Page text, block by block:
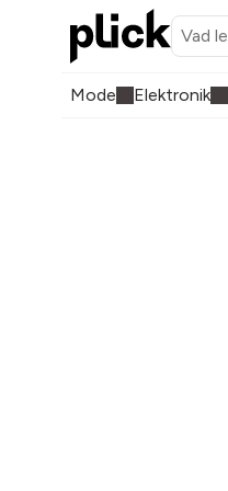
Mode Elektronik